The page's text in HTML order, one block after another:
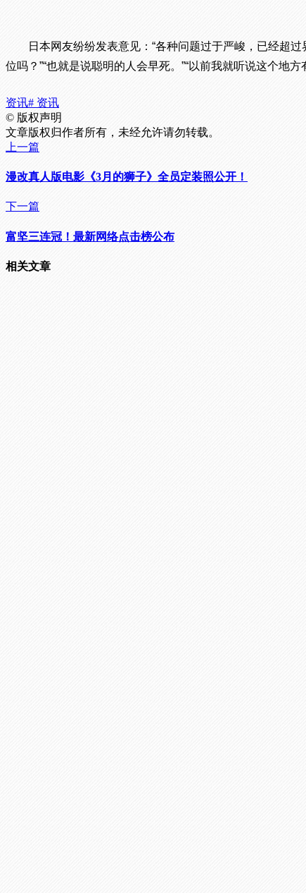
日本网友纷纷发表意见：“各种问题过于严峻，已经超
位吗？”“也就是说聪明的人会早死。”“以前我就听说这个地
资讯# 资讯
© 版权声明
文章版权归作者所有，未经允许请勿转载。
上一篇
漫改真人版电影《3月的狮子》全员定装照公开！
下一篇
富坚三连冠！最新网络点击榜公布
相关文章